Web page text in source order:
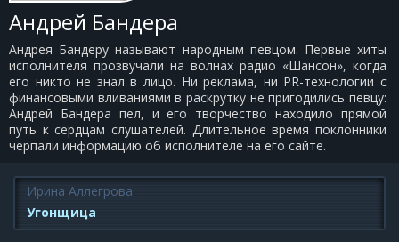
Андрей Бандера
Андрея Бандеру называют народным певцом. Первые хиты
исполнителя прозвучали на волнах радио «Шансон», когда
его никто не знал в лицо. Ни реклама, ни PR-технологии с
финансовыми вливаниями в раскрутку не пригодились певцу:
Андрей Бандера пел, и его творчество находило прямой
путь к сердцам слушателей. Длительное время поклонники
черпали информацию об исполнителе на его сайте.
Ирина Аллегрова
Угонщица